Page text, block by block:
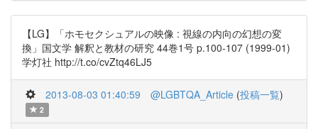
【LG】「ホモセクシュアルの映像 : 視線の内向の幻想の変
換」国文学 解釈と教材の研究 44巻1号 p.100-107 (1999-01)
学灯社 http://t.co/cvZtq46LJ5
2013-08-03 01:40:59 @LGBTQA_Article (投稿一覧)
2